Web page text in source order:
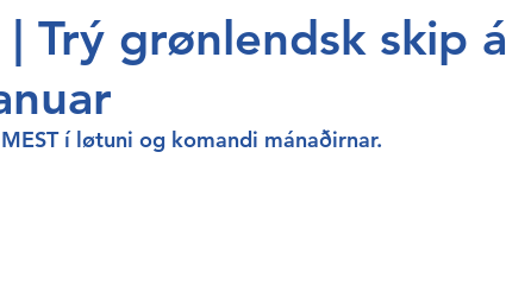
| Trý grønlendsk skip á
í løtuni og komandi mánaðirnar.